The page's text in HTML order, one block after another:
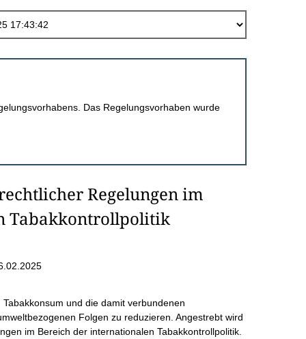
Das Regelungsvorhaben wurde
Regelungen im
Tabakkontrollpolitik
und die damit verbundenen
Folgen zu reduzieren. Angestrebt wird
im Bereich der internationalen Tabakkontrollpolitik.